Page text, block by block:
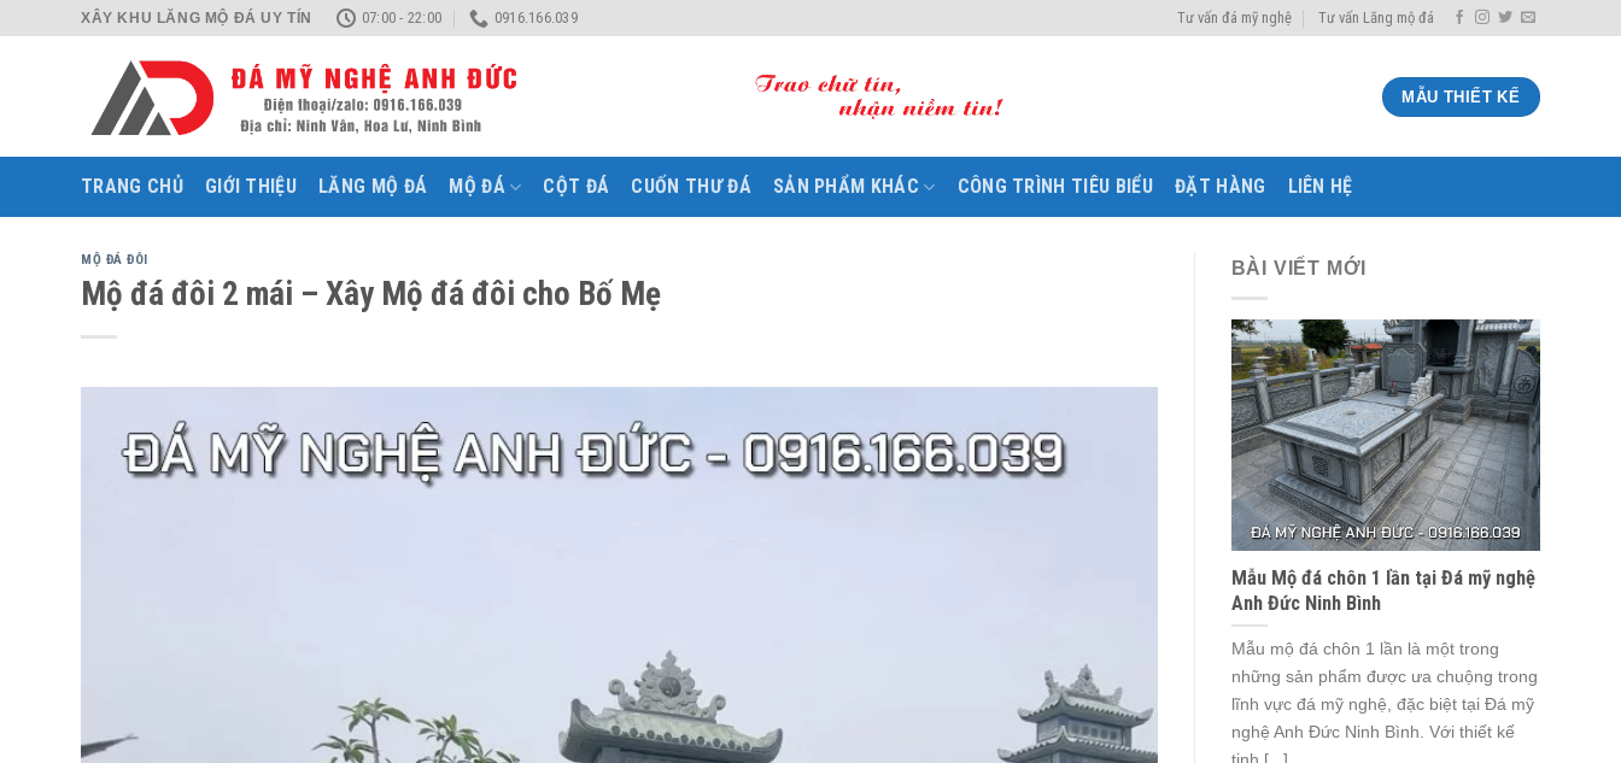
XÂY KHU LĂNG MỘ ĐÁ UY TÍN 07:00 - 22:00 0916.166.039 Tư vấn đá mỹ nghệ Tư vấn Lăng mộ đá
MẪU THIẾT KẾ
TRANG CHỦ GIỚI THIỆU LĂNG MỘ ĐÁ MỘ ĐÁ CỘT ĐÁ CUỐN THƯ ĐÁ SẢN PHẨM KHÁC CÔNG TRÌNH TIÊU BIỂU ĐẶT HÀNG LIÊN HỆ
MỘ ĐÁ ĐÔI
Mộ đá đôi 2 mái – Xây Mộ đá đôi cho Bố Mẹ
BÀI VIẾT MỚI
Mẫu Mộ đá chôn 1 lần tại Đá mỹ nghệ
Anh Đức Ninh Bình
Mẫu mộ đá chôn 1 lần là một trong
những sản phẩm được ưa chuộng trong
lĩnh vực đá mỹ nghệ, đặc biệt tại Đá mỹ
nghệ Anh Đức Ninh Bình. Với thiết kế